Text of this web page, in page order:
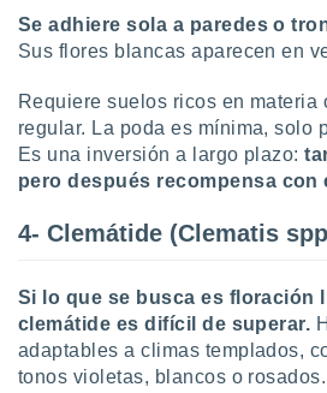
Se adhiere sola a paredes o
Sus flores blancas aparecen en
Requiere suelos ricos en materia
regular. La poda es mínima, solo
Es una inversión a largo plazo:
pero después recompensa con
4- Clemátide (Clematis
Si lo que se busca es floración
clemátide es difícil de superar.
adaptables a climas templados,
tonos violetas, blancos o rosados.